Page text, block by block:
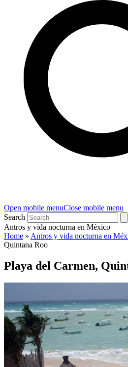
Open mobile menuClose mobile menu
Search
Antros y vida nocturna en México
Home » Antros y vida nocturna en
Quintana Roo
Playa del Carmen,